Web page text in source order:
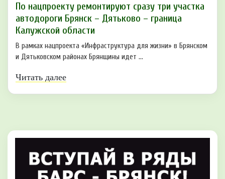
По нацпроекту ремонтируют сразу три участка
автодороги Брянск – Дятьково – граница
Калужской области
В рамках нацпроекта «Инфраструктура для жизни» в Брянском
и Дятьковском районах Брянщины идет ...
Читать далее